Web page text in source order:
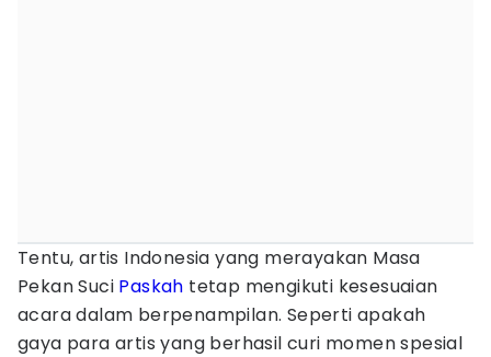
Tentu, artis Indonesia yang merayakan Masa
Pekan Suci Paskah tetap mengikuti kesesuaian
acara dalam berpenampilan. Seperti apakah
gaya para artis yang berhasil curi momen spesial